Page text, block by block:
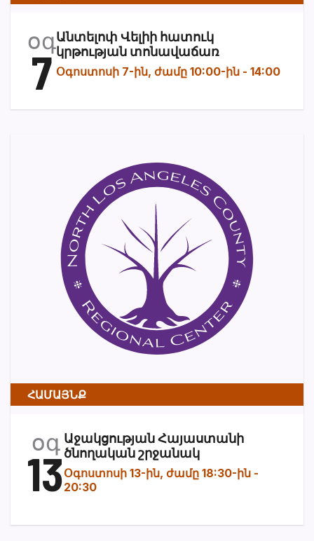
օգ
7
Անտելոփ Վելիի հատուկ
կրթության տոնավաճառ
Օգոստոսի 7-ին, ժամը 10:00-ին - 14:00
ՀԱՄԱՅՆՔ
օգ
13
Աջակցության Հայաստանի
ծնողական շրջանակ
Օգոստոսի 13-ին, ժամը 18:30-ին -
20:30